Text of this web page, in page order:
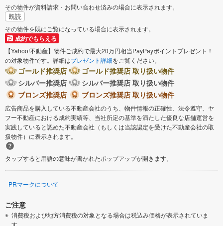
その物件が資料請求・お問い合わせ済みの場合に表示されます。
既読
その物件を既にご覧になっている場合に表示されます。
成約でもらえる
【Yahoo!不動産】物件ご成約で最大20万円相当PayPayポイントプレゼント！
の対象物件です。詳細はプレゼント詳細をご覧ください。
ゴールド推奨店
ゴールド推奨店 取り扱い物件
シルバー推奨店
シルバー推奨店 取り扱い物件
ブロンズ推奨店
ブロンズ推奨店 取り扱い物件
広告商品を購入している不動産会社のうち、物件情報の正確性、法令遵守、ヤ
フー不動産における成約実績等、当社所定の基準を満たした優良な店舗運営を
実践していると認めた不動産会社（もしくは当該認定を受けた不動産会社の取
扱物件）に表示されます。
タップすると用語の意味が書かれたポップアップが開きます。
PRマークについて
ご注意
消費税および地方消費税の対象となる場合は税込み価格が表示されていま
す。